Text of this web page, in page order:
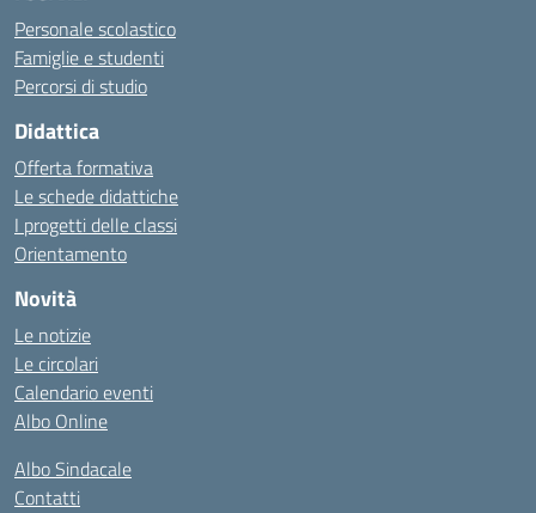
Personale scolastico
Famiglie e studenti
Percorsi di studio
Didattica
Offerta formativa
Le schede didattiche
I progetti delle classi
Orientamento
Novità
Le notizie
Le circolari
Calendario eventi
Albo Online
Albo Sindacale
Contatti